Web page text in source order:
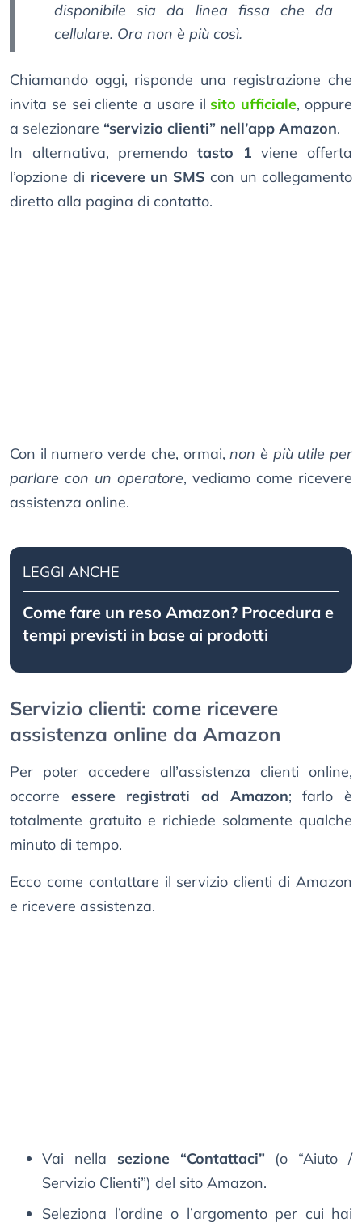
disponibile sia da linea fissa che da
cellulare. Ora non è più così.
Chiamando oggi, risponde una registrazione che
invita se sei cliente a usare il sito ufficiale, oppure
a selezionare “servizio clienti” nell’app Amazon.
In alternativa, premendo tasto 1 viene offerta
l’opzione di ricevere un SMS con un collegamento
diretto alla pagina di contatto.
Con il numero verde che, ormai,non è più utile per
parlare con un operatore, vediamo come ricevere
assistenza online.
LEGGI ANCHE
Come fare un reso Amazon? Procedura e
tempi previsti in base ai prodotti
Servizio clienti: come ricevere
assistenza online da Amazon
Per poter accedere all’assistenza clienti online,
occorre essere registrati ad Amazon; farlo è
totalmente gratuito e richiede solamente qualche
minuto di tempo.
Ecco come contattare il servizio clienti di Amazon
e ricevere assistenza.
Vai nella sezione “Contattaci” (o “Aiuto /
Servizio Clienti”) del sito Amazon.
Seleziona l’ordine o l’argomento per cui hai